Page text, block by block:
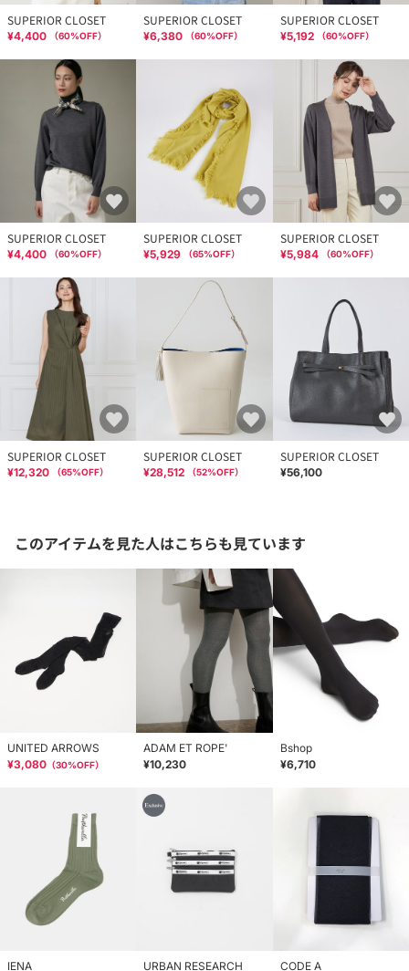
SUPERIOR CLOSET
¥4,400 （60%OFF）
SUPERIOR CLOSET
¥6,380 （60%OFF）
SUPERIOR CLOSET
¥5,192 （60%OFF）
SUPERIOR CLOSET
¥4,400 （60%OFF）
SUPERIOR CLOSET
¥5,929 （65%OFF）
SUPERIOR CLOSET
¥5,984 （60%OFF）
SUPERIOR CLOSET
¥12,320 （65%OFF）
SUPERIOR CLOSET
¥28,512 （52%OFF）
SUPERIOR CLOSET
¥56,100